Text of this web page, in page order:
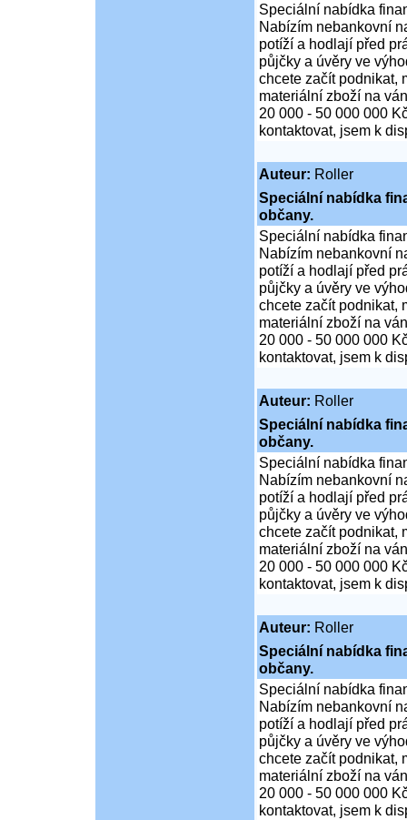
Speciální nabídka
Nabízím nebankovní
potíží a hodlají před
půjčky a úvěry ve
chcete začít podnikat,
materiální zboží na
20 000 - 50 000 000
kontaktovat, jsem k
Auteur: Roller
Speciální nabídka
občany.
Speciální nabídka
Nabízím nebankovní
potíží a hodlají před
půjčky a úvěry ve
chcete začít podnikat,
materiální zboží na
20 000 - 50 000 000
kontaktovat, jsem k
Auteur: Roller
Speciální nabídka
občany.
Speciální nabídka
Nabízím nebankovní
potíží a hodlají před
půjčky a úvěry ve
chcete začít podnikat,
materiální zboží na
20 000 - 50 000 000
kontaktovat, jsem k
Auteur: Roller
Speciální nabídka
občany.
Speciální nabídka
Nabízím nebankovní
potíží a hodlají před
půjčky a úvěry ve
chcete začít podnikat,
materiální zboží na
20 000 - 50 000 000
kontaktovat, jsem k